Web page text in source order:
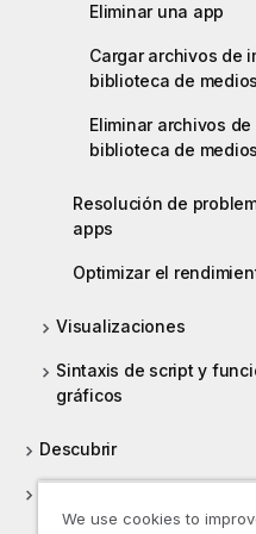
Eliminar una app
Cargar archivos de
biblioteca de medios
Eliminar archivos
biblioteca de medios
Resolución de
apps
Optimizar el
Visualizaciones
Sintaxis de script y
gráficos
Descubrir
We use cookies to